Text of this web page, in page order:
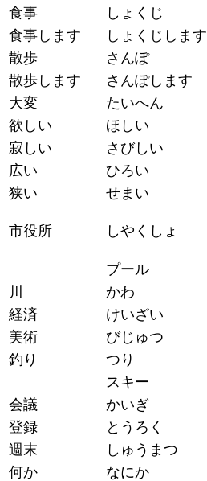
食事
しょくじ
食事します
しょくじします
散歩
さんぽ
散歩します
さんぽします
大変
たいへん
欲しい
ほしい
寂しい
さびしい
広い
ひろい
狭い
せまい
市役所 しやくしょ
プール
川
かわ
経済
けいざい
美術
びじゅつ
釣り
つり
スキー
会議
かいぎ
登録
とうろく
週末
しゅうまつ
何か
なにか